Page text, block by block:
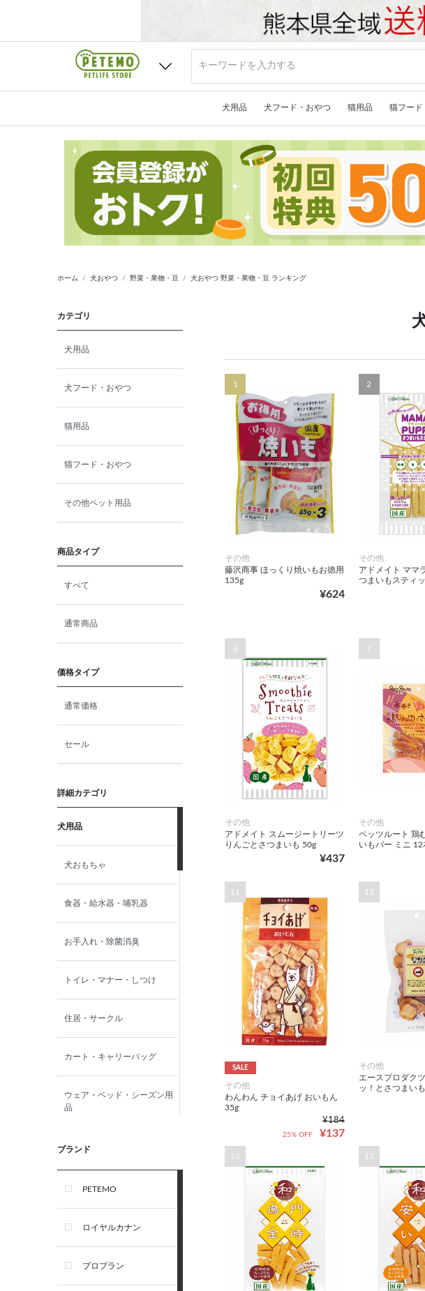
犬用品 犬フード・おやつ 猫用品 猫フード
ホーム 犬おやつ 野菜・果物・豆 犬おやつ 野菜・果物・豆 ランキング
カテゴリ
犬用品
犬フード・おやつ
猫用品
猫フード・おやつ
その他ペット用品
商品タイプ
すべて
通常商品
価格タイプ
通常価格
セール
詳細カテゴリ
犬用品
犬おもちゃ
食器・給水器・哺乳器
お手入れ・除菌消臭
トイレ・マナー・しつけ
住居・サークル
カート・キャリーバッグ
ウェア・ベッド・シーズン用
品
首輪・ハーネス(胴輪)・リー
イ・ウェット）
ブランド
PETEMO
ロイヤルカナン
プロプラン
1
その他
藤沢商事 ほっくり焼いもお徳用
135g
¥624
2
その他
アドメイト ママ
つまいもスティ
6
その他
アドメイト スムージートリーツ
りんごとさつまいも 50g
¥437
7
その他
ペッツルート 鶏
いもバー ミニ 12
11
SALE
その他
わんわん チョイあげ おいもん
35g
¥184
¥137
25% OFF
12
その他
エースプロダク
ッ！とさつまい
16 17